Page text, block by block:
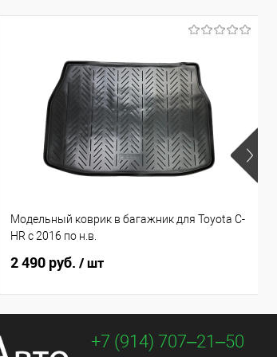
Модельный коврик в багажник для Toyota C-
HR с 2016 по н.в.
2 490 руб. / шт
+7 (914) 707‒21‒50